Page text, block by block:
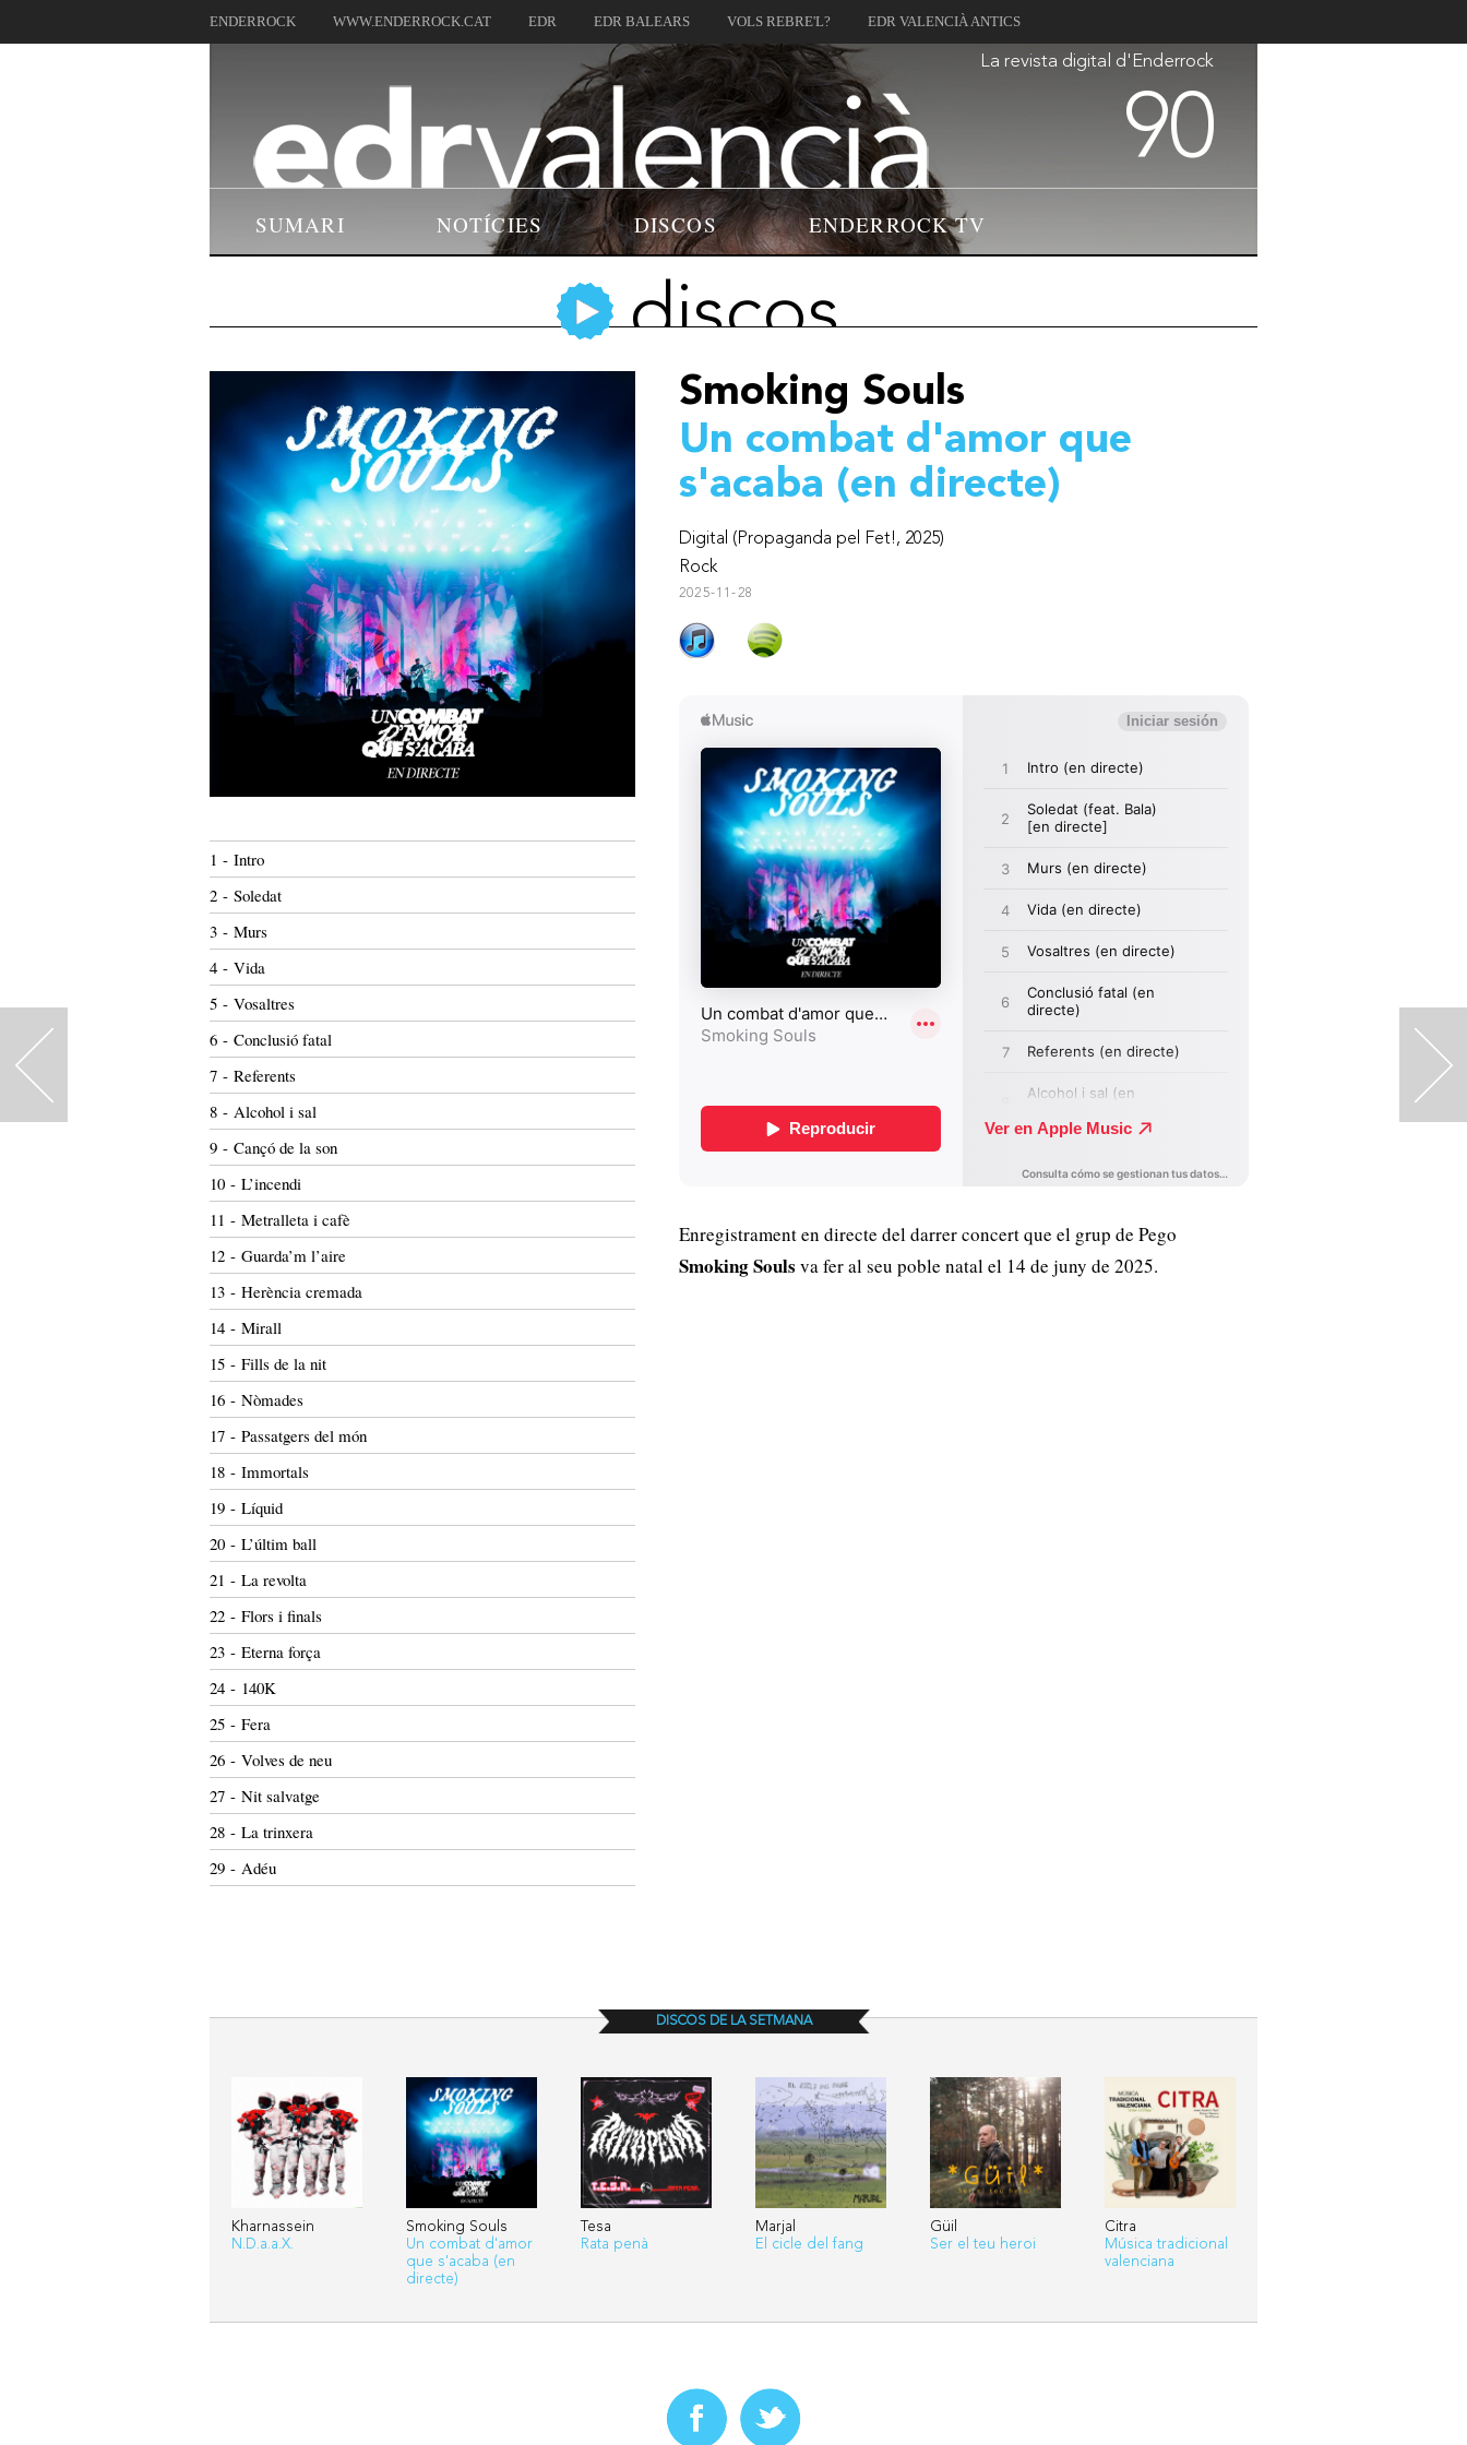
ENDERROCK WWW.ENDERROCK.CAT EDR EDR BALEARS VOLS REBRE'L? EDR VALENCIÀ ANTICS
La revista digital d'Enderrock
90
SUMARI NOTÍCIES DISCOS ENDERROCK TV
>
<
discos
1 - Intro
2 - Soledat
3 - Murs
4 - Vida
5 - Vosaltres
6 - Conclusió fatal
7 - Referents
8 - Alcohol i sal
9 - Cançó de la son
10 - L’incendi
11 - Metralleta i cafè
12 - Guarda’m l’aire
13 - Herència cremada
14 - Mirall
15 - Fills de la nit
16 - Nòmades
17 - Passatgers del món
18 - Immortals
19 - Líquid
20 - L’últim ball
21 - La revolta
22 - Flors i finals
23 - Eterna força
24 - 140K
25 - Fera
26 - Volves de neu
27 - Nit salvatge
28 - La trinxera
29 - Adéu
Smoking Souls
Un combat d'amor que
s'acaba (en directe)
Digital (Propaganda pel Fet!, 2025)
Rock
2025-11-28
Enregistrament en directe del darrer concert que el grup de Pego
Smoking Souls va fer al seu poble natal el 14 de juny de 2025.
DISCOS DE LA SETMANA
Kharnassein
N.D.a.a.X.
Smoking Souls
Un combat d'amor
que s'acaba (en
directe)
Tesa
Rata penà
Marjal
El cicle del fang
Güil
Ser el teu heroi
Citra
Música tradicional
valenciana